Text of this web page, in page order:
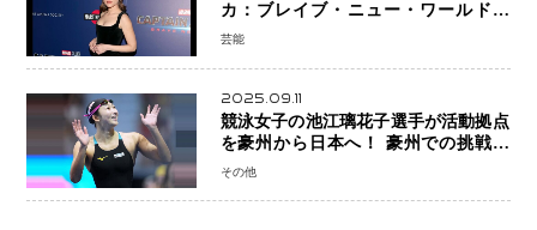
カ：ブレイブ・ニュー・ワールド』
新ブラック・ウィドウ役のシラ・ハー
芸能
2025.09.11
競泳女子の池江璃花子選手が活動拠点
を豪州から日本へ！ 豪州での挑戦を
糧に、28年ロサンゼルス五輪へ再始動
その他